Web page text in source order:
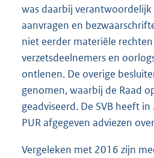
was daarbij
aanvragen en
niet eerder materiële
verzetsdeelnemers en
ontlenen. De overige
genomen, waarbij de Raad
geadviseerd. De SVB heeft
PUR afgegeven adviezen
Vergeleken met 2016 zijn